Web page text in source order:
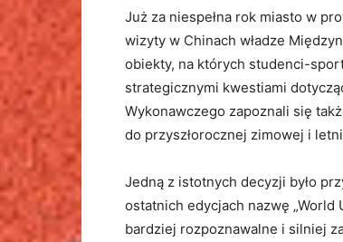
Już za niespełna rok miasto w
wizyty w Chinach władze
obiekty, na których studenci-
strategicznymi kwestiami
Wykonawczego zapoznali się
do przyszłorocznej zimowej i
Jedną z istotnych decyzji było
ostatnich edycjach nazwę
bardziej rozpoznawalne i silniej